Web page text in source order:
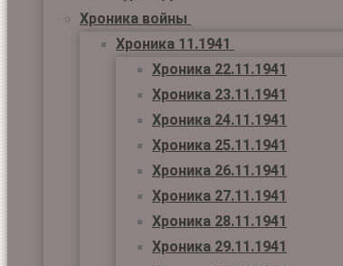
Хроника войны
Хроника 11.1941
Хроника 22.11.1941
Хроника 23.11.1941
Хроника 24.11.1941
Хроника 25.11.1941
Хроника 26.11.1941
Хроника 27.11.1941
Хроника 28.11.1941
Хроника 29.11.1941